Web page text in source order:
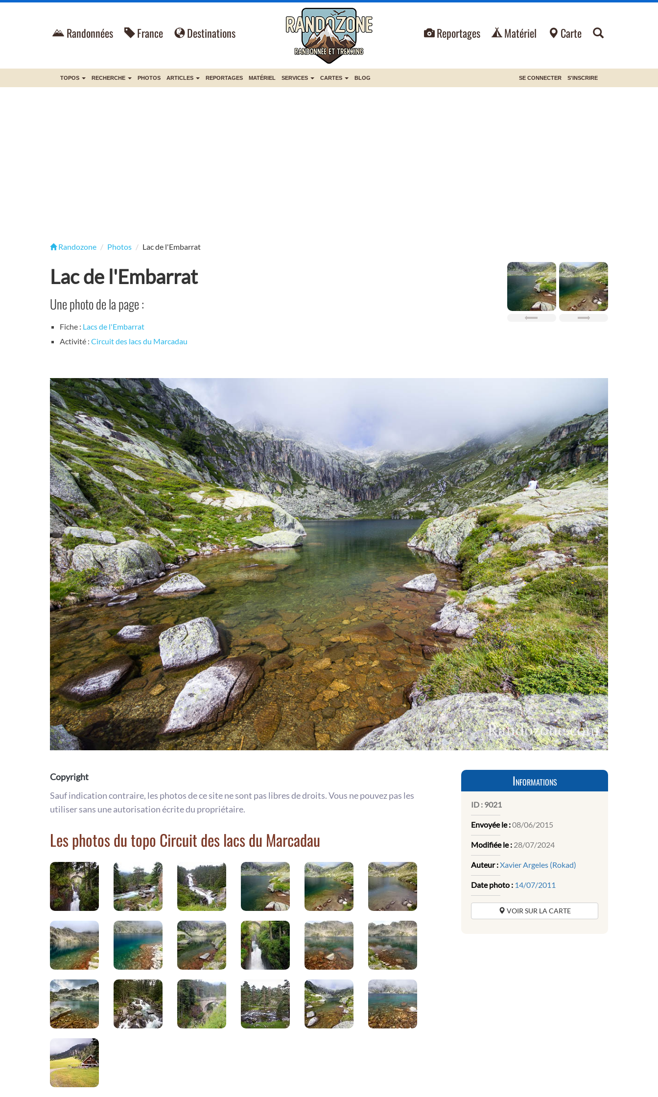
Randonnées France Destinations Reportages Matériel Carte
TOPOS RECHERCHE PHOTOS ARTICLES REPORTAGES MATÉRIEL SERVICES CARTES BLOG SE CONNECTER S'INSCRIRE
Randozone Photos Lac de l'Embarrat
Lac de l'Embarrat
Une photo de la page :
Fiche : Lacs de l'Embarrat
Activité : Circuit des lacs du Marcadau
Copyright
Sauf indication contraire, les photos de ce site ne sont pas libres de droits. Vous ne pouvez pas les
utiliser sans une autorisation écrite du propriétaire.
Les photos du topo Circuit des lacs du Marcadau
Informations
ID : 9021
Envoyée le :08/06/2015
Modifiée le : 28/07/2024
Auteur :Xavier Argeles (Rokad)
Date photo : 14/07/2011
VOIR SUR LA CARTE